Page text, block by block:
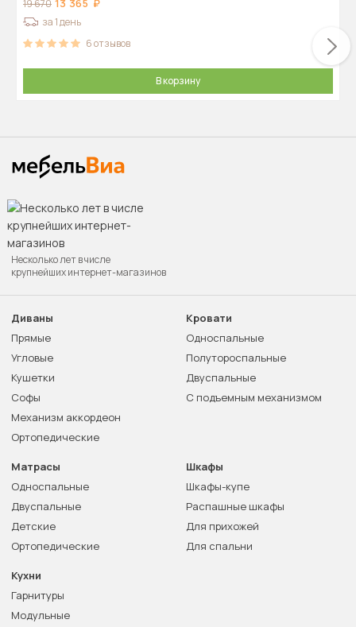
19 670 13 365
за 1 день
6отзывов
В корзину
Несколько лет в числе
крупнейших интернет-магазинов
Диваны
Прямые
Угловые
Кушетки
Софы
Механизм аккордеон
Ортопедические
Кровати
Односпальные
Полутороспальные
Двуспальные
С подъемным механизмом
Матрасы
Односпальные
Двуспальные
Детские
Ортопедические
Шкафы
Шкафы-купе
Распашные шкафы
Для прихожей
Для спальни
Кухни
Гарнитуры
Модульные